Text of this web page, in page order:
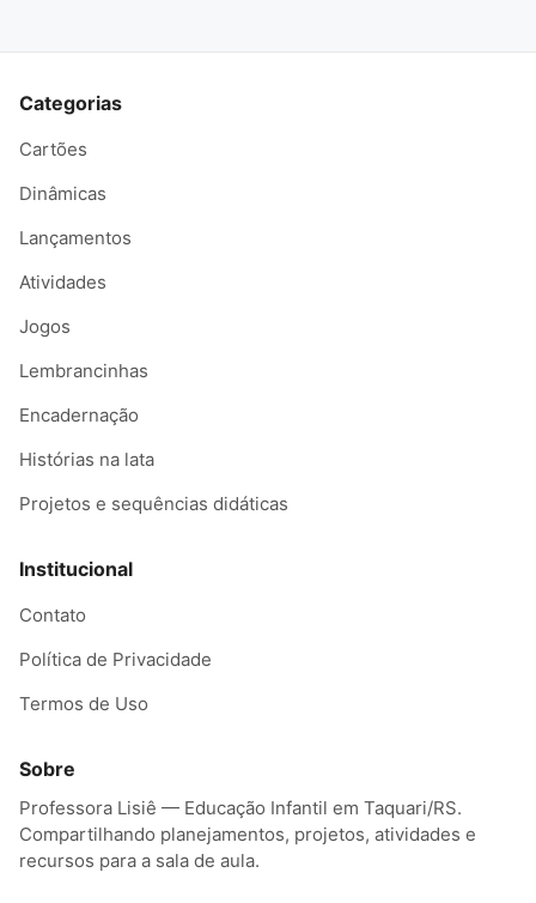
Categorias
Cartões
Dinâmicas
Lançamentos
Atividades
Jogos
Lembrancinhas
Encadernação
Histórias na lata
Projetos e sequências didáticas
Institucional
Contato
Política de Privacidade
Termos de Uso
Sobre
Professora Lisiê — Educação Infantil em Taquari/RS.
Compartilhando planejamentos, projetos, atividades e
recursos para a sala de aula.